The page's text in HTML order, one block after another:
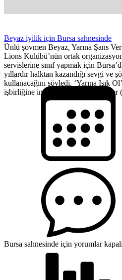
Beyaz iyilik için Bursa sahnesinde
Ünlü şovmen Beyaz, Yarına Şans
Lions Kulübü’nün ortak
servislerine sınıf yapmak için
yıllardır halktan kazandığı sevgi ve
kullanacağını söyledi. ‘Yarına Işık
işbirliğine imza atan Yarına Şans
Bursa sahnesinde için yorumlar kapalı